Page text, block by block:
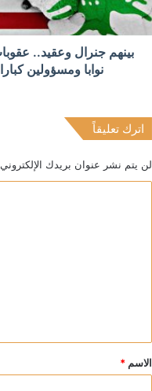
رئيس الشاباك:
منذ 18 ساعة
بينهم جنرال وعقيد..
نوابا ومسؤولين
اترك تعليقاً
لن يتم نشر عنوان بريدك
*
الاسم *